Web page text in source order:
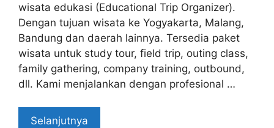
wisata edukasi (Educational Trip Organizer).
Dengan tujuan wisata ke Yogyakarta, Malang,
Bandung dan daerah lainnya. Tersedia paket
wisata untuk study tour, field trip, outing class,
family gathering, company training, outbound,
dll. Kami menjalankan dengan profesional …
Selanjutnya